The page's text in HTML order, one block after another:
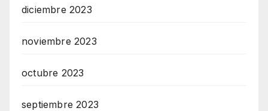
diciembre 2023
noviembre 2023
octubre 2023
septiembre 2023